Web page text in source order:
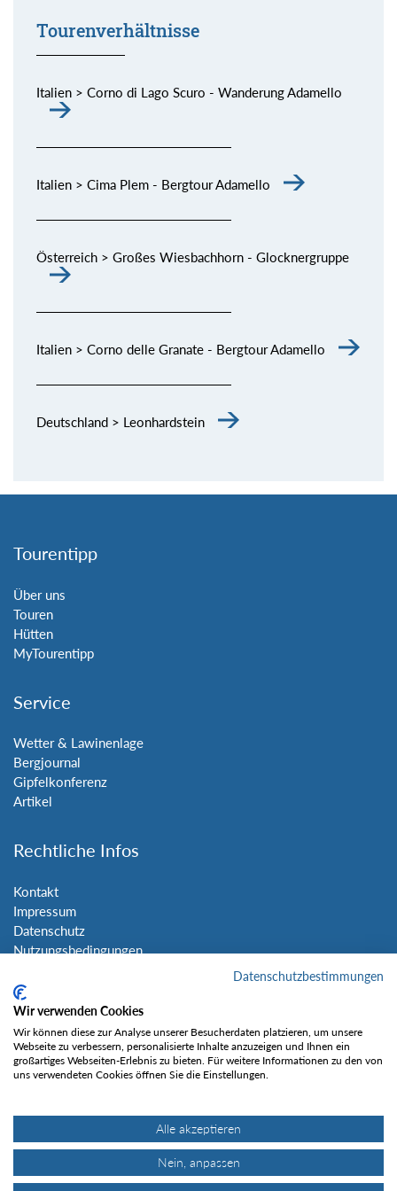
Tourenverhältnisse
Italien > Corno di Lago Scuro - Wanderung Adamello
Italien > Cima Plem - Bergtour Adamello
Österreich > Großes Wiesbachhorn - Glocknergruppe
Italien > Corno delle Granate - Bergtour Adamello
Deutschland > Leonhardstein
Tourentipp
Über uns
Touren
Hütten
MyTourentipp
Service
Wetter & Lawinenlage
Bergjournal
Gipfelkonferenz
Artikel
Rechtliche Infos
Kontakt
Impressum
Datenschutz
Nutzungsbedingungen
Social Media
Gefällt mir
Datenschutzbestimmungen
Wir verwenden Cookies
Wir können diese zur Analyse unserer Besucherdaten platzieren, um unsere
Webseite zu verbessern, personalisierte Inhalte anzuzeigen und Ihnen ein
großartiges Webseiten-Erlebnis zu bieten. Für weitere Informationen zu den von
uns verwendeten Cookies öffnen Sie die Einstellungen.
Alle akzeptieren
Nein, anpassen